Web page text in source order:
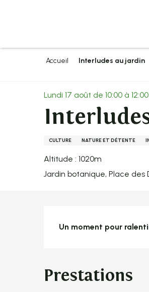
Accueil Interludes au jardin
Lundi 17 août de 10:00 à
CULTURE NATURE ET DÉTENTE
Altitude : 1020m
Jardin botanique, Place
Un moment pour
Prestations